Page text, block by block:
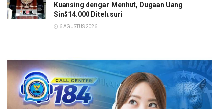
Kuansing dengan Menhut, Dugaan Uang
Sin$14.000 Ditelusuri
6 AGUSTUS 2026